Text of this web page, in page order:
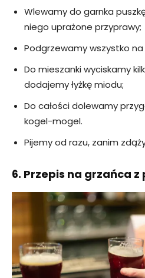
Wlewamy do garnka
niego uprażone przyprawy;
Podgrzewamy wszystko na
Do mieszanki wyciskamy
dodajemy łyżkę miodu;
Do całości dolewamy
kogel-mogel.
Pijemy od razu, zanim
6. Przepis na grzańca